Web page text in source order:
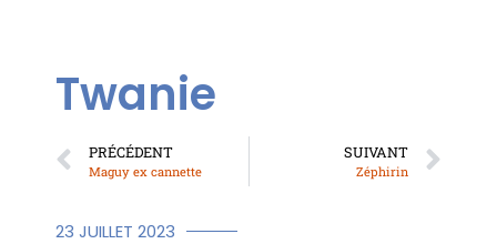
Twanie
PRÉCÉDENT
Maguy ex cannette
SUIVANT
Zéphirin
23 JUILLET 2023